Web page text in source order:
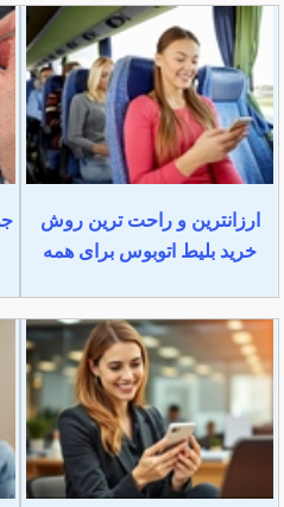
ارزانترین و راحت ترین روش
خرید بلیط اتوبوس برای همه